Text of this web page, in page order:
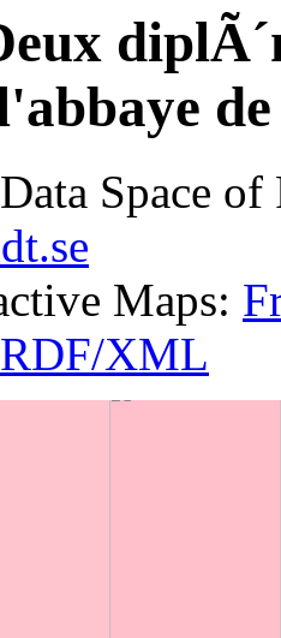
Space
Maps:
RDF/XML